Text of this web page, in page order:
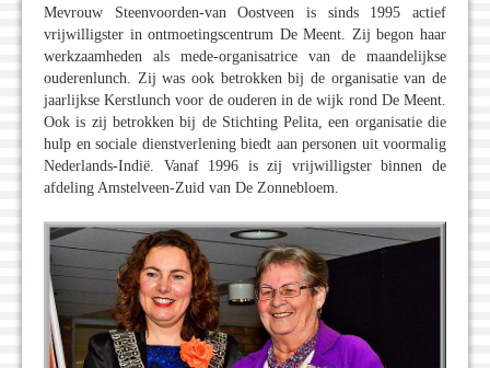
Mevrouw Steenvoorden-van Oostveen is sinds 1995 actief
vrijwilligster in ontmoetingscentrum De Meent. Zij begon haar
werkzaamheden als mede-organisatrice van de maandelijkse
ouderenlunch. Zij was ook betrokken bij de organisatie van de
jaarlijkse Kerstlunch voor de ouderen in de wijk rond De Meent.
Ook is zij betrokken bij de Stichting Pelita, een organisatie die
hulp en sociale dienstverlening biedt aan personen uit voormalig
Nederlands-Indië. Vanaf 1996 is zij vrijwilligster binnen de
afdeling Amstelveen-Zuid van De Zonnebloem.